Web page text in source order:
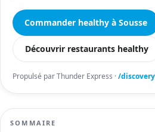
Commander healthy à Sousse
Découvrir restaurants healthy
Propulsé par Thunder Express ·/
SOMMAIRE